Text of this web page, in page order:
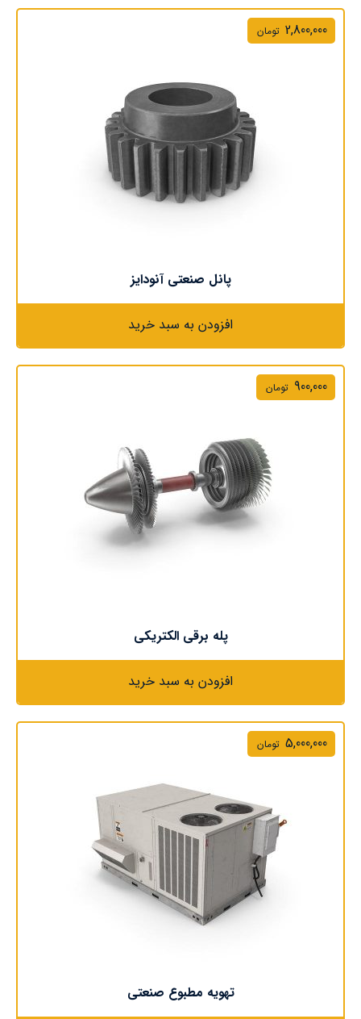
2,800,000 تومان
پانل صنعتی آنودایز
افزودن به سبد خرید
900,000 تومان
پله برقی الکتریکی
افزودن به سبد خرید
5,000,000 تومان
تهویه مطبوع صنعتی